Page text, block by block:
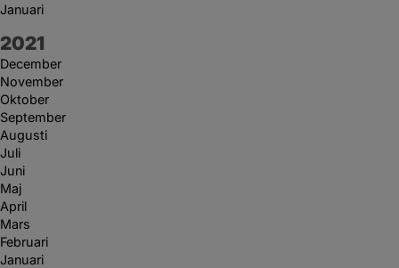
Januari
År:
2021
December
November
Oktober
September
Augusti
Juli
Juni
Maj
April
Mars
Februari
Januari